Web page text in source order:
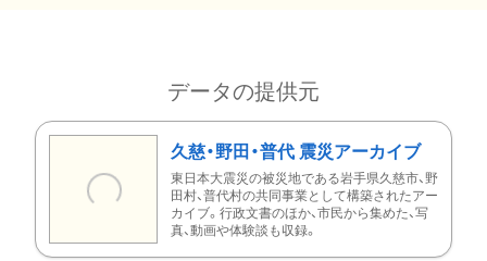
データの提供元
久慈・野田・普代 震災アーカイブ
東日本大震災の被災地である岩手県久慈市、野
田村、普代村の共同事業として構築されたアー
カイブ。行政文書のほか、市民から集めた、写
真、動画や体験談も収録。